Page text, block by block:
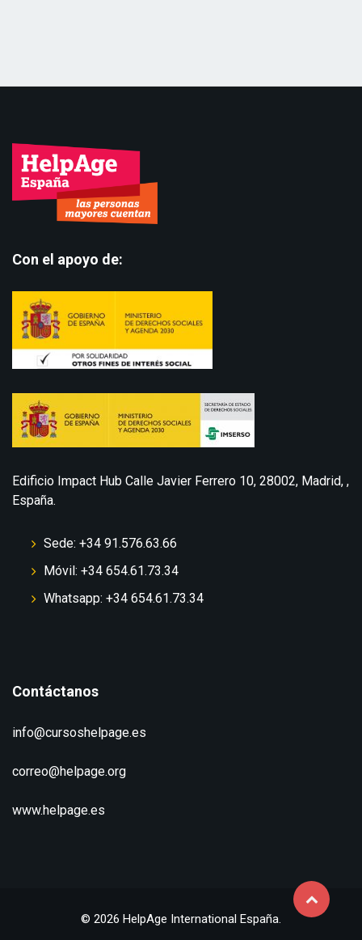
Con el apoyo de:
Edificio Impact Hub Calle Javier Ferrero 10, 28002, Madrid, ,
España.
Sede: +34 91.576.63.66
Móvil: +34 654.61.73.34
Whatsapp: +34 654.61.73.34
Contáctanos
info@cursoshelpage.es
correo@helpage.org
www.helpage.es
© 2026 HelpAge International España.